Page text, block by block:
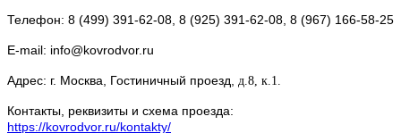
Телефон: 8 (499) 391-62-08, 8 (925) 391-62-08, 8 (967) 166-58-25
E-mail: info@kovrodvor.ru
Адрес: г. Москва, Гостиничный проезд, д.8, к.1.
Контакты, реквизиты и схема проезда:
https://kovrodvor.ru/kontakty/